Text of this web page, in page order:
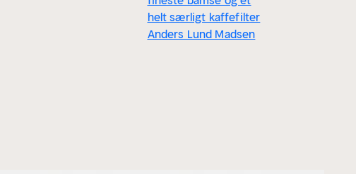
helt særligt kaffefilter
Anders Lund Madsen